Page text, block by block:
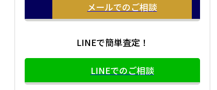
メールでのご相談
LINEで簡単査定！
LINEでのご相談